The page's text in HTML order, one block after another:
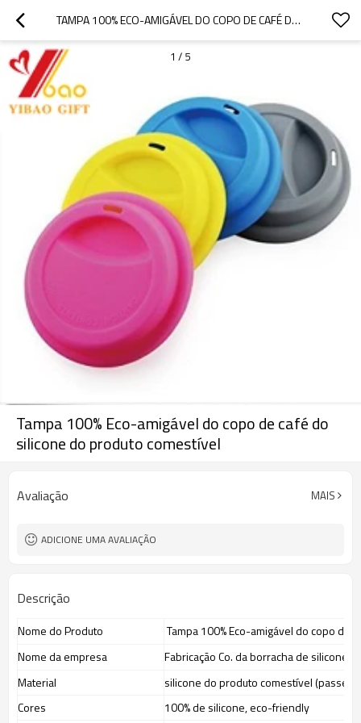
TAMPA 100% ECO-AMIGÁVEL DO COPO DE CAFÉ DO SILICONE DO PRODUTO COMESTÍVEL
1 / 5
Tampa 100% Eco-amigável do copo de café do
silicone do produto comestível
Avaliação MAIS
ADICIONE UMA AVALIAÇÃO
Descrição
Nome do Produto
Tampa 100% Eco-amigável do copo
Nome da empresa
Fabricação Co. da borracha de silicone
Material
silicone do produto comestível (passe o
Cores
100% de silicone, eco-friendly